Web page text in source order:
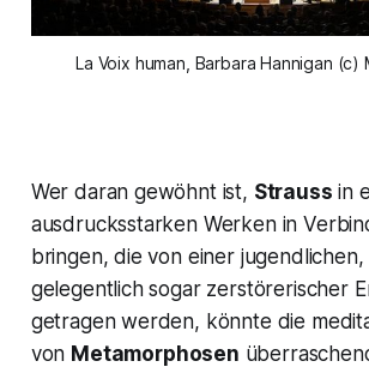
La Voix human, Barbara Hannigan (c)
Wer daran gewöhnt ist, Strauss in
ausdrucksstarken Werken in
bringen, die von einer
gelegentlich sogar zerstörerischer
getragen werden, könnte die
von Metamorphosen